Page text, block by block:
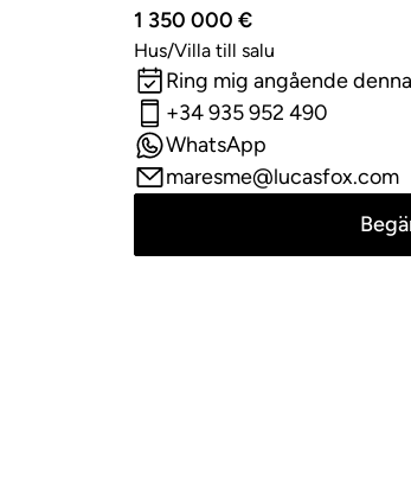
1 350 000 €
Hus/Villa till salu
Ring mig angående
+34 935 952 490
WhatsApp
maresme@lucasfox.com